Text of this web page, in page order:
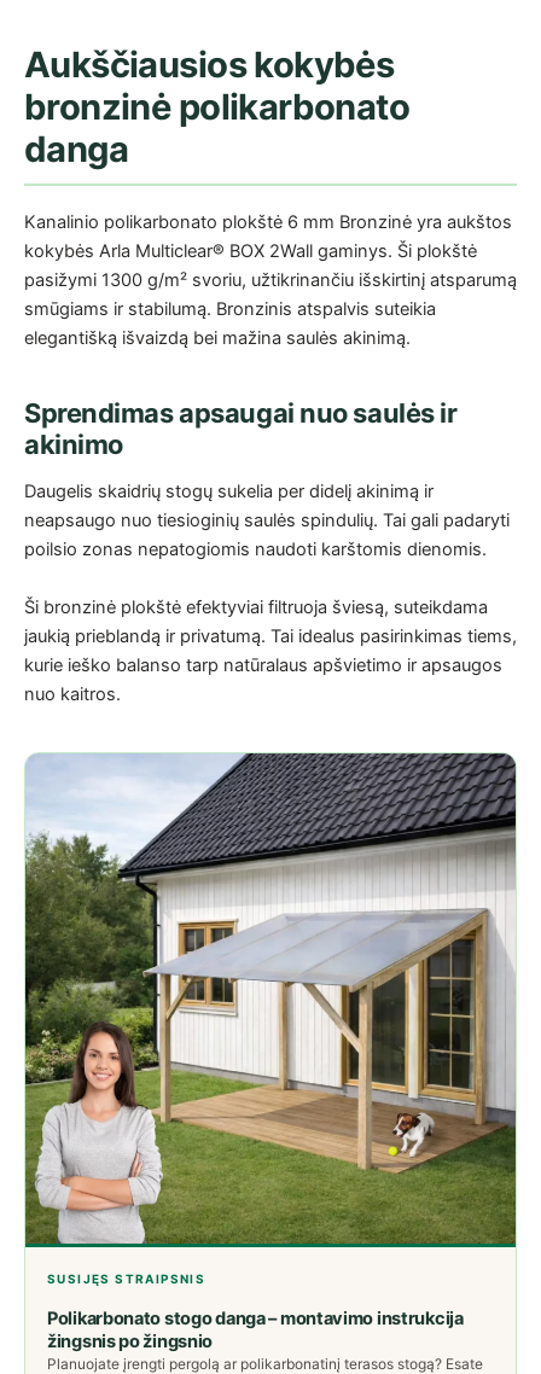
Aukščiausios kokybės
bronzinė polikarbonato
danga
Kanalinio polikarbonato plokštė 6 mm Bronzinė yra aukštos
kokybės Arla Multiclear® BOX 2Wall gaminys. Ši plokštė
pasižymi 1300 g/m² svoriu, užtikrinančiu išskirtinį atsparumą
smūgiams ir stabilumą. Bronzinis atspalvis suteikia
elegantišką išvaizdą bei mažina saulės akinimą.
Sprendimas apsaugai nuo saulės ir
akinimo
Daugelis skaidrių stogų sukelia per didelį akinimą ir
neapsaugo nuo tiesioginių saulės spindulių. Tai gali padaryti
poilsio zonas nepatogiomis naudoti karštomis dienomis.
Ši bronzinė plokštė efektyviai filtruoja šviesą, suteikdama
jaukią prieblandą ir privatumą. Tai idealus pasirinkimas tiems,
kurie ieško balanso tarp natūralaus apšvietimo ir apsaugos
nuo kaitros.
SUSIJĘS STRAIPSNIS
Polikarbonato stogo danga – montavimo instrukcija
žingsnis po žingsnio
Planuojate įrengti pergolą ar polikarbonatinį terasos stogą? Esate